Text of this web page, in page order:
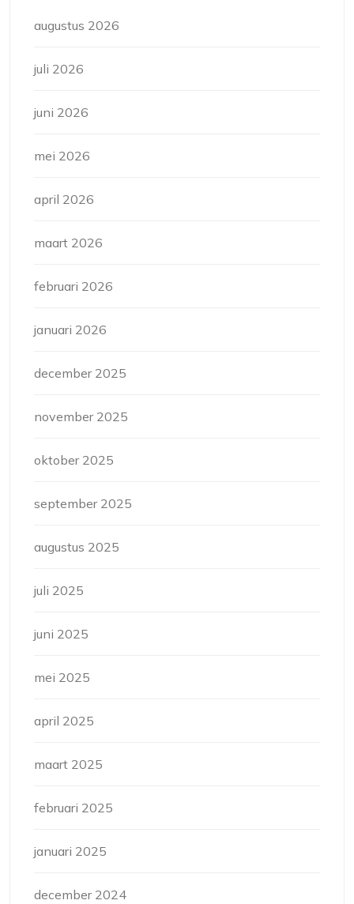
augustus 2026
juli 2026
juni 2026
mei 2026
april 2026
maart 2026
februari 2026
januari 2026
december 2025
november 2025
oktober 2025
september 2025
augustus 2025
juli 2025
juni 2025
mei 2025
april 2025
maart 2025
februari 2025
januari 2025
december 2024